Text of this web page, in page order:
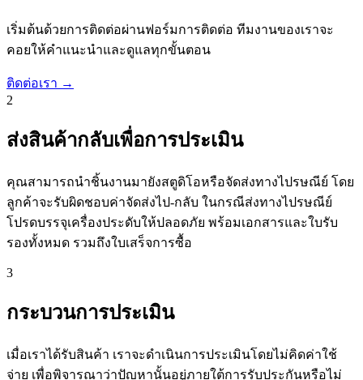
เริ่มต้นด้วยการติดต่อผ่านฟอร์มการติดต่อ ทีมงานของเราจะ
คอยให้คำแนะนำและดูแลทุกขั้นตอน
ติดต่อเรา →
2
ส่งสินค้ากลับเพื่อการประเมิน
คุณสามารถนำชิ้นงานมายังสตูดิโอหรือจัดส่งทางไปรษณีย์ โดย
ลูกค้าจะรับผิดชอบค่าจัดส่งไป-กลับ ในกรณีส่งทางไปรษณีย์
โปรดบรรจุเครื่องประดับให้ปลอดภัย พร้อมเอกสารและใบรับ
รองทั้งหมด รวมถึงใบเสร็จการซื้อ
3
กระบวนการประเมิน
เมื่อเราได้รับสินค้า เราจะดำเนินการประเมินโดยไม่คิดค่าใช้
จ่าย เพื่อพิจารณาว่าปัญหานั้นอยู่ภายใต้การรับประกันหรือไม่